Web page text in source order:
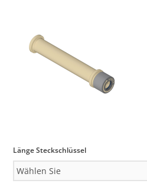
Länge Steckschlüssel